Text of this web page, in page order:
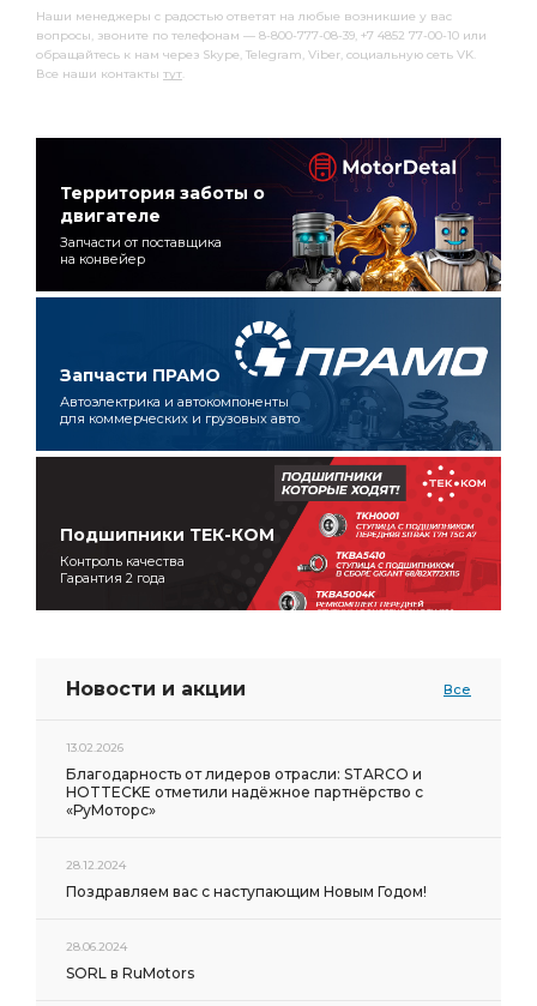
Наши менеджеры с радостью ответят на любые возникшие у вас
вопросы, звоните по телефонам — 8-800-777-08-39, +7 4852 77-00-10 или
обращайтесь к нам через Skype, Telegram, Viber, социальную сеть VK.
Все наши контакты тут.
Территория заботы о
двигателе
Запчасти от поставщика
на конвейер
Запчасти ПРАМО
Автоэлектрика и автокомпоненты
для коммерческих и грузовых авто
Подшипники ТЕК-КОМ
Контроль качества
Гарантия 2 года
Новости и акции Все
13.02.2026
Благодарность от лидеров отрасли: STARCO и
HOTTECKE отметили надёжное партнёрство с
«РуМоторс»
28.12.2024
Поздравляем вас с наступающим Новым Годом!
28.06.2024
SORL в RuMotors